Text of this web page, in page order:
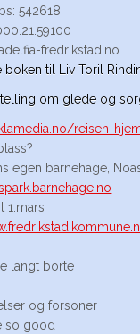
542618
fredrikstad.no
boken til Liv Toril
om glede og
reisen-
egen barnehage,
1.mars
langt borte
og forsoner
so good